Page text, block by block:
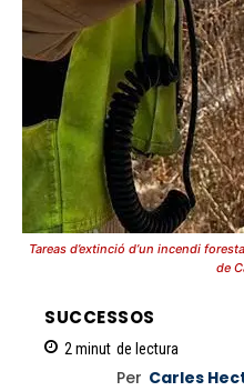
Tareas d’extinció d’un incendi
de
SUCCESSOS
2 minut de lectura
Per Carles